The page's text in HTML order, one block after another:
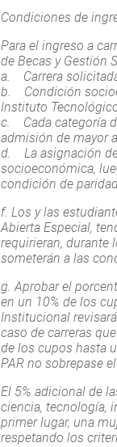
Condiciones de
Para el ingreso a
de Becas y Gestión
a. Carrera
b. Condición
Instituto
c. Cada categoría
admisión de mayor
d. La asignación
socioeconómica,
condición de
f. Los y las
Abierta Especial,
requirieran, durante
someterán a las
g. Aprobar el
en un 10% de los
Institucional
caso de carreras
de los cupos hasta
PAR no sobrepase
El 5% adicional de
ciencia, tecnología,
primer lugar, una
respetando los